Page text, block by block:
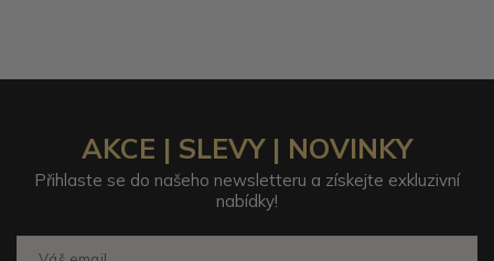
AKCE | SLEVY | NOVINKY
Přihlaste se do našeho newsletteru a získejte exkluzivní
nabídky!